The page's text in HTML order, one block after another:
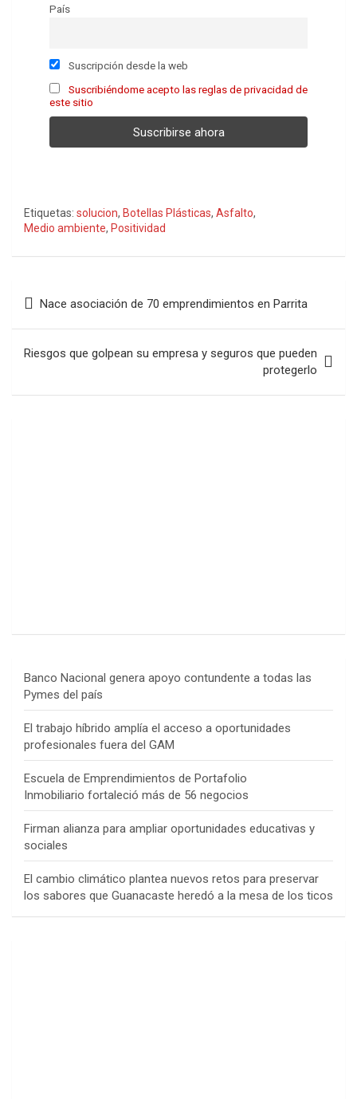
País
Suscripción desde la web
Suscribiéndome acepto las reglas de privacidad de
este sitio
Etiquetas: solucion, Botellas Plásticas, Asfalto,
Medio ambiente, Positividad
de
Nace asociación de 70 emprendimientos en Parrita
Riesgos que golpean su empresa y seguros que pueden
protegerlo
Banco Nacional genera apoyo contundente a todas las
Pymes del país
El trabajo híbrido amplía el acceso a oportunidades
profesionales fuera del GAM
Escuela de Emprendimientos de Portafolio
Inmobiliario fortaleció más de 56 negocios
Firman alianza para ampliar oportunidades educativas y
sociales
El cambio climático plantea nuevos retos para preservar
los sabores que Guanacaste heredó a la mesa de los ticos